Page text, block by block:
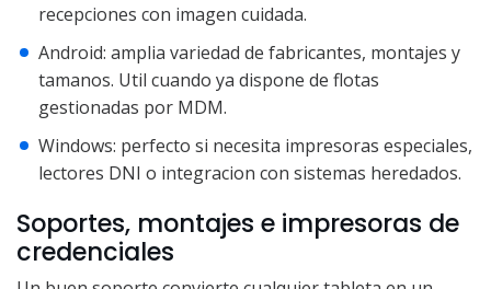
recepciones con imagen cuidada.
Android: amplia variedad de fabricantes, montajes y
tamanos. Util cuando ya dispone de flotas
gestionadas por MDM.
Windows: perfecto si necesita impresoras especiales,
lectores DNI o integracion con sistemas heredados.
Soportes, montajes e impresoras de
credenciales